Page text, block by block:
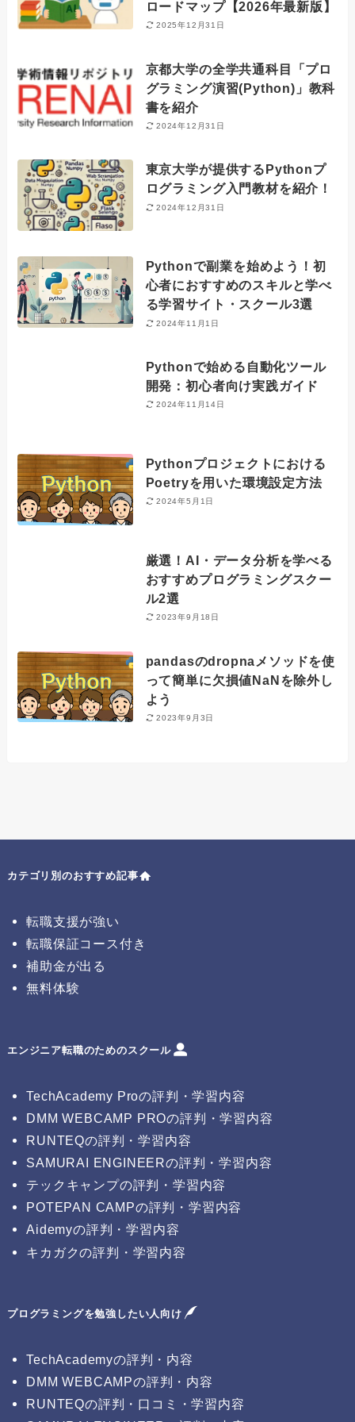
ロードマップ【2026年最新版】
2025年12月31日
京都大学の全学共通科目「プロ
グラミング演習(Python)」教科
書を紹介
2024年12月31日
東京大学が提供するPythonプ
ログラミング入門教材を紹介！
2024年12月31日
Pythonで副業を始めよう！初
心者におすすめのスキルと学べ
る学習サイト・スクール3選
2024年11月1日
Pythonで始める自動化ツール
開発：初心者向け実践ガイド
2024年11月14日
Pythonプロジェクトにおける
Poetryを用いた環境設定方法
2024年5月1日
厳選！AI・データ分析を学べる
おすすめプログラミングスクー
ル2選
2023年9月18日
pandasのdropnaメソッドを使
って簡単に欠損値NaNを除外し
よう
2023年9月3日
カテゴリ別のおすすめ記事
転職支援が強い
転職保証コース付き
補助金が出る
無料体験
エンジニア転職のためのスクール
TechAcademy Proの評判・学習内容
DMM WEBCAMP PROの評判・学習内容
RUNTEQの評判・学習内容
SAMURAI ENGINEERの評判・学習内容
テックキャンプの評判・学習内容
POTEPAN CAMPの評判・学習内容
Aidemyの評判・学習内容
キカガクの評判・学習内容
プログラミングを勉強したい人向け
TechAcademyの評判・内容
DMM WEBCAMPの評判・内容
RUNTEQの評判・口コミ・学習内容